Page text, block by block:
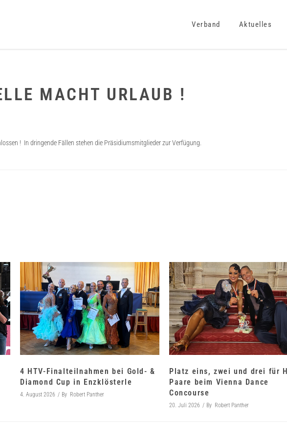
Verband Aktuelles
MACHT URLAUB !
! In dringende Fällen stehen die Präsidiumsmitglieder zur Verfügung.
4 HTV-Finalteilnahmen bei Gold- &
Diamond Cup in Enzklösterle
4. August 2026 By Robert Panther
Platz eins, zwei und drei für
Paare beim Vienna Dance
Concourse
20. Juli 2026 By Robert Panther